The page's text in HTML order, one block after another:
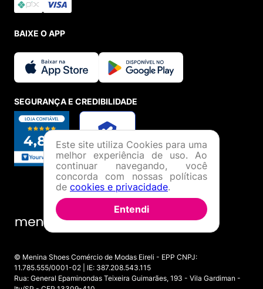
BAIXE O APP
SEGURANÇA E CREDIBILIDADE
© Menina Shoes Comércio de Modas Eireli - EPP CNPJ:
11.785.555/0001-02 | IE: 387.208.543.115
Rua: General Epaminondas Teixeira Guimarães, 193 - Vila Gardiman -
Este site utiliza Cookies para uma
melhor experiência de uso. Ao
continuar navegando, você
concorda com nossas políticas
de cookies e privacidade.
Entendi